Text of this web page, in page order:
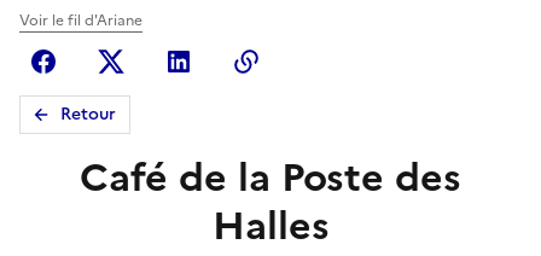
Voir le fil d'Ariane
FacebookX (anciennement Twitter)
Linkedin
Retour
Café de la Poste des
Halles